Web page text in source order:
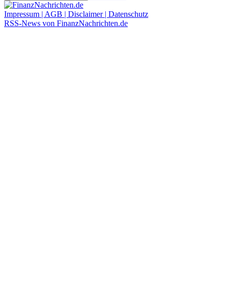
Impressum | AGB | Disclaimer | Datenschutz
RSS-News von FinanzNachrichten.de